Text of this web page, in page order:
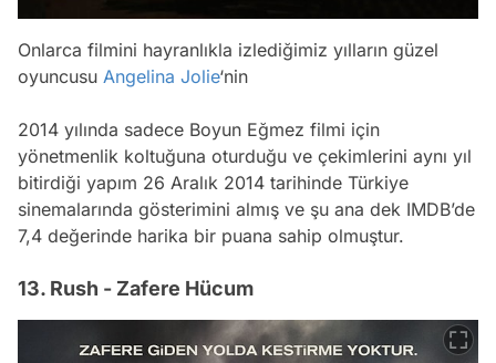
Onlarca filmini hayranlıkla izlediğimiz yılların güzel
oyuncusu Angelina Jolie‘nin
2014 yılında sadece Boyun Eğmez filmi için
yönetmenlik koltuğuna oturduğu ve çekimlerini aynı yıl
bitirdiği yapım 26 Aralık 2014 tarihinde Türkiye
sinemalarında gösterimini almış ve şu ana dek IMDB’de
7,4 değerinde harika bir puana sahip olmuştur.
13. Rush - Zafere Hücum